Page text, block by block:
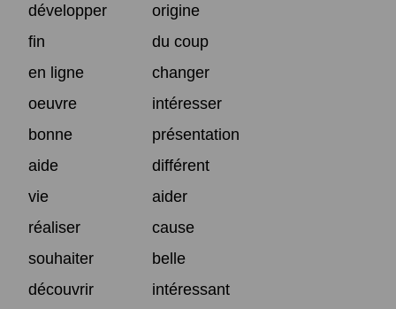
développer
origine
fin
du coup
en ligne
changer
oeuvre
intéresser
bonne
présentation
aide
différent
vie
aider
réaliser
cause
souhaiter
belle
découvrir
intéressant